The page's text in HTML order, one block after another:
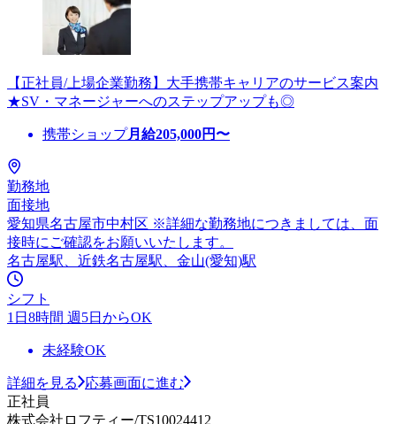
【正社員/上場企業勤務】大手携帯キャリアのサービス案内
★SV・マネージャーへのステップアップも◎
携帯ショップ月給205,000円〜
勤務地
面接地
愛知県名古屋市中村区 ※詳細な勤務地につきましては、面
接時にご確認をお願いいたします。
名古屋駅、近鉄名古屋駅、金山(愛知)駅
シフト
1日8時間 週5日からOK
未経験OK
詳細を見る
応募画面に進む
正社員
株式会社ロフティー/TS10024412